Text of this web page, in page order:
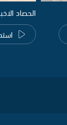
الحصاد